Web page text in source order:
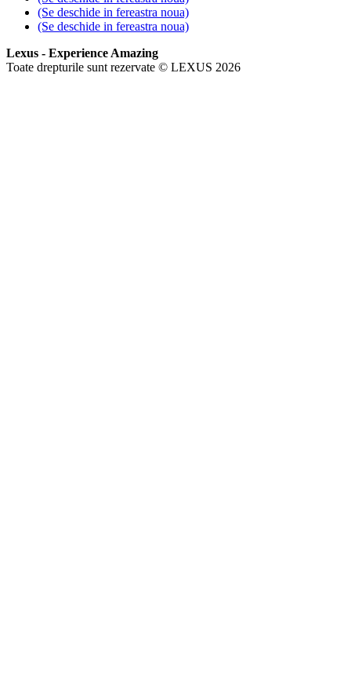
(Se deschide in fereastra noua)
(Se deschide in fereastra noua)
Lexus - Experience Amazing
Toate drepturile sunt rezervate © LEXUS 2026